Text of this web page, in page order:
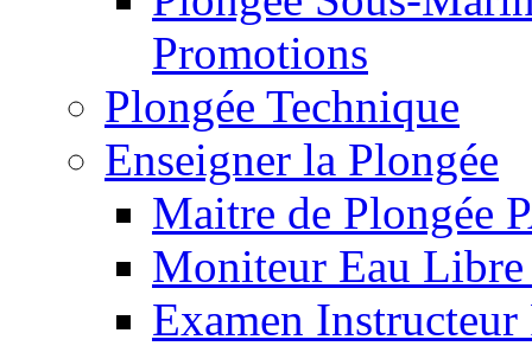
Promotions
Plongée Technique
Enseigner la Plongée
Maitre de Plongée
Moniteur Eau
Examen